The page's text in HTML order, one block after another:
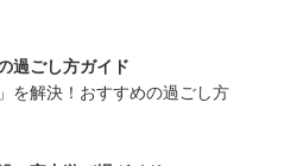
過ごし方ガイド
を解決！おすすめの過ごし方